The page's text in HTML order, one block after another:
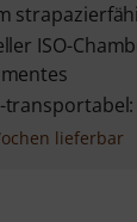
ISO-
lieferbar